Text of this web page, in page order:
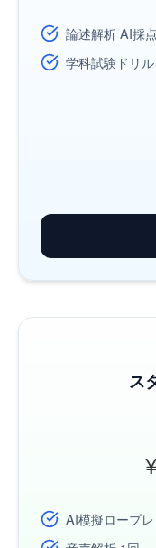
論述解析 AI採
学科試験ドリル
ス
¥
AI模擬ロープ